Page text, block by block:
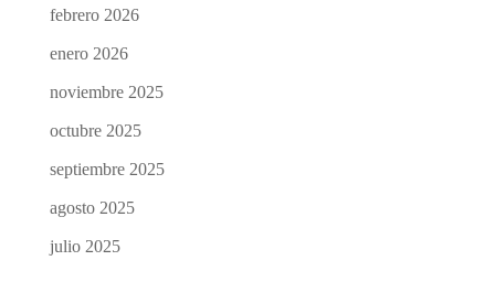
febrero 2026
enero 2026
noviembre 2025
octubre 2025
septiembre 2025
agosto 2025
julio 2025